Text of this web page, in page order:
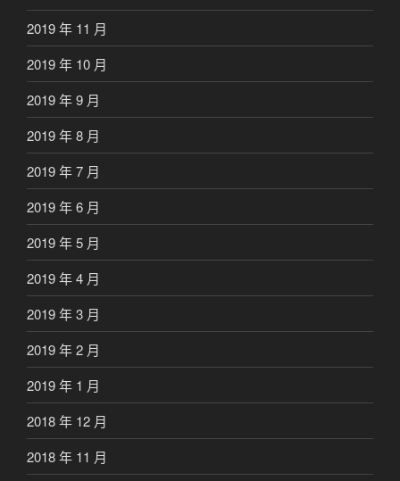
2019 年 11 月
2019 年 10 月
2019 年 9 月
2019 年 8 月
2019 年 7 月
2019 年 6 月
2019 年 5 月
2019 年 4 月
2019 年 3 月
2019 年 2 月
2019 年 1 月
2018 年 12 月
2018 年 11 月